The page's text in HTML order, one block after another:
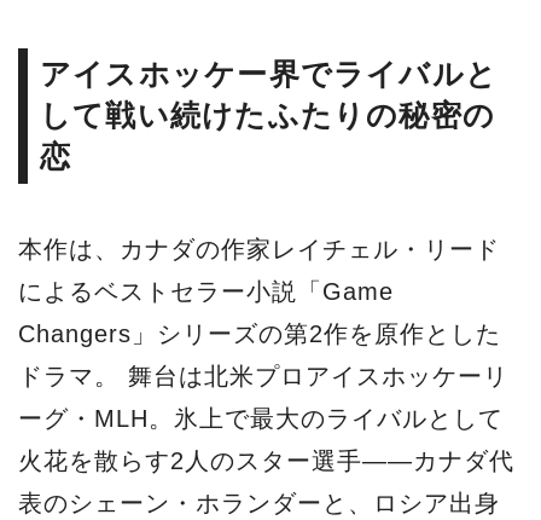
アイスホッケー界でライバルと
して戦い続けたふたりの秘密の
恋
本作は、カナダの作家レイチェル・リード
によるベストセラー小説「Game
Changers」シリーズの第2作を原作とした
ドラマ。 舞台は北米プロアイスホッケーリ
ーグ・MLH。氷上で最大のライバルとして
火花を散らす2人のスター選手——カナダ代
表のシェーン・ホランダーと、ロシア出身